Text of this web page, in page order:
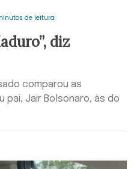
de leitura
diz
comparou as
pai, Jair Bolsonaro, às do